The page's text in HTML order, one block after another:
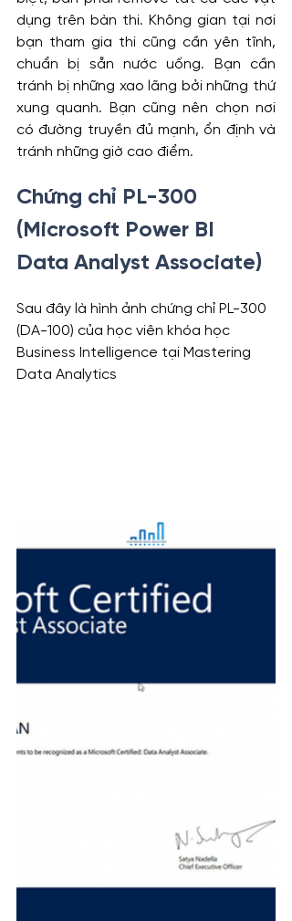
dụng trên bàn thi. Không gian tại nơi
bạn tham gia thi cũng cần yên tĩnh,
chuẩn bị sẵn nước uống. Bạn cần
tránh bị những xao lãng bởi những thứ
xung quanh. Bạn cũng nên chọn nơi
có đường truyền đủ mạnh, ổn định và
tránh những giờ cao điểm.
Chứng chỉ PL-300
(Microsoft Power BI
Data Analyst Associate)
Sau đây là hình ảnh chứng chỉ PL-300
(DA-100) của học viên khóa học
Business Intelligence tại Mastering
Data Analytics